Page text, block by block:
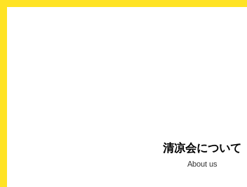
清凉会について
About us